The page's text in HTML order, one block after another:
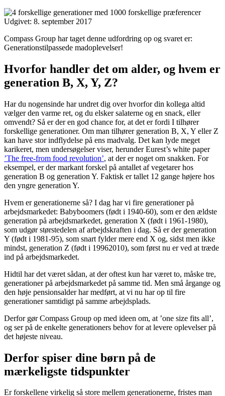
Udgivet: 8. september 2017
Compass Group har taget denne udfordring op og svaret er:
Generationstilpassede madoplevelser!
Hvorfor handler det om alder, og hvem er
generation B, X, Y, Z?
Har du nogensinde har undret dig over hvorfor din kollega altid
vælger den varme ret, og du elsker salaterne og en snack, eller
omvendt? Så er der en god chance for, at det er fordi I tilhører
forskellige generationer. Om man tilhører generation B, X, Y eller Z
kan have stor indflydelse på ens madvalg. Det kan lyde meget
karikeret, men undersøgelser viser, herunder Eurest’s white paper
’The free-from food revolution’, at der er noget om snakken. For
eksempel, er der markant forskel på antallet af vegetarer hos
generation B og generation Y. Faktisk er tallet 12 gange højere hos
den yngre generation Y.
Hvem er generationerne så? I dag har vi fire generationer på
arbejdsmarkedet: Babyboomers (født i 1940-60), som er den ældste
generation på arbejdsmarkedet, generation X (født i 1961-1980),
som udgør størstedelen af arbejdskraften i dag. Så er der generation
Y (født i 1981-95), som snart fylder mere end X og, sidst men ikke
mindst, generation Z (født i 19962010), som først nu er ved at træde
ind på arbejdsmarkedet.
Hidtil har det været sådan, at der oftest kun har været to, måske tre,
generationer på arbejdsmarkedet på samme tid. Men små årgange og
den høje pensionsalder har medført, at vi nu har op til fire
generationer samtidigt på samme arbejdsplads.
Derfor gør Compass Group op med ideen om, at ’one size fits all’,
og ser på de enkelte generationers behov for at levere oplevelser på
det højeste niveau.
Derfor spiser dine børn på de
mærkeligste tidspunkter
Er forskellene virkelig så store mellem generationerne, fristes man